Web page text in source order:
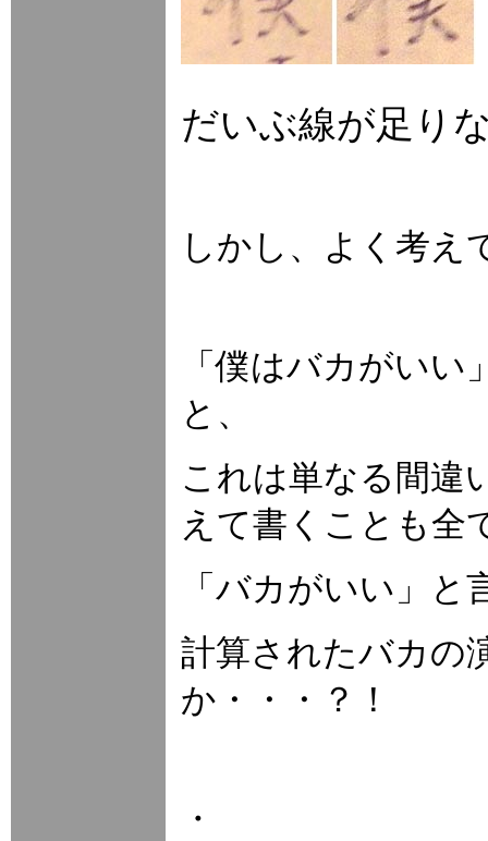
だいぶ線が足り
しかし、よく考え
「僕はバカがい
と、
これは単なる間違
えて書くことも全
「バカがいい」
計算されたバカ
か・・・？！
・